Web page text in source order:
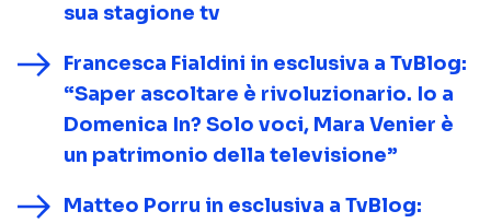
sua stagione tv
Francesca Fialdini in esclusiva a TvBlog:
“Saper ascoltare è rivoluzionario. Io a
Domenica In? Solo voci, Mara Venier è
un patrimonio della televisione”
Matteo Porru in esclusiva a TvBlog: